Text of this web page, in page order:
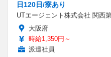
日120日/寮あり
UTエージェント株式会社 関西
大阪府
時給1,350円～
派遣社員